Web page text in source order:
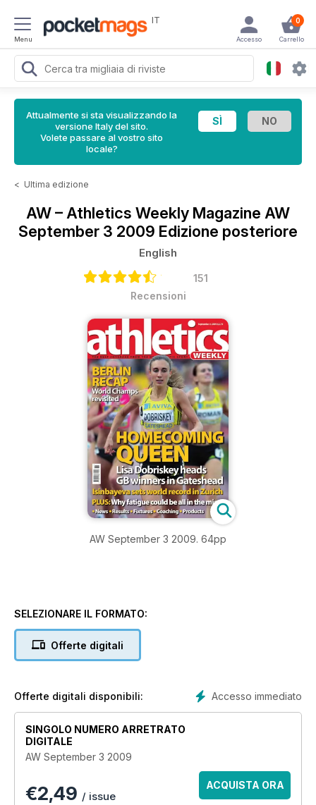
Menu
IT 0
Carrello
Accesso
Attualmente si sta visualizzando la
versione Italy del sito.
Volete passare al vostro sito
locale?
< Ultima edizione
AW – Athletics Weekly Magazine AW
September 3 2009 Edizione posteriore
English
151
Recensioni
AW September 3 2009. 64pp
SELEZIONARE IL FORMATO:
Offerte digitali
Accesso immediato
Offerte digitali disponibili:
SINGOLO NUMERO ARRETRATO
DIGITALE
AW September 3 2009
€2,49 / issue
ACQUISTA ORA